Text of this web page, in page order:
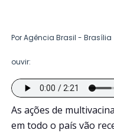
Por Agência Brasil - Brasília
ouvir:
As ações de
em todo o país vão